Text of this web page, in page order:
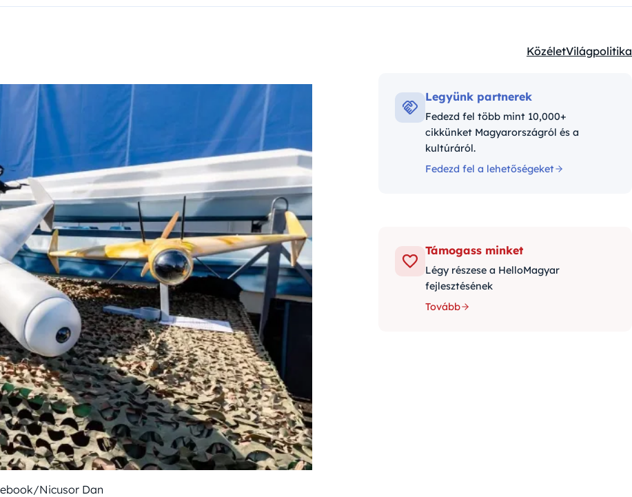
Kategóriák:
KözéletVilágpolitika
Nicusor Dan
Legyünk partnerek
Fedezd fel több mint 10,000+
cikkünket Magyarországról és a
kultúráról.
Fedezd fel a lehetőségeket
Támogass minket
Légy részese a HelloMagyar
fejlesztésének
Tovább